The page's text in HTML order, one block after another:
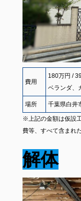
費用
180万円 /
ベランダ、
場所 千葉県白井
※上記の金額は仮設
費等、すべて含まれ
解体